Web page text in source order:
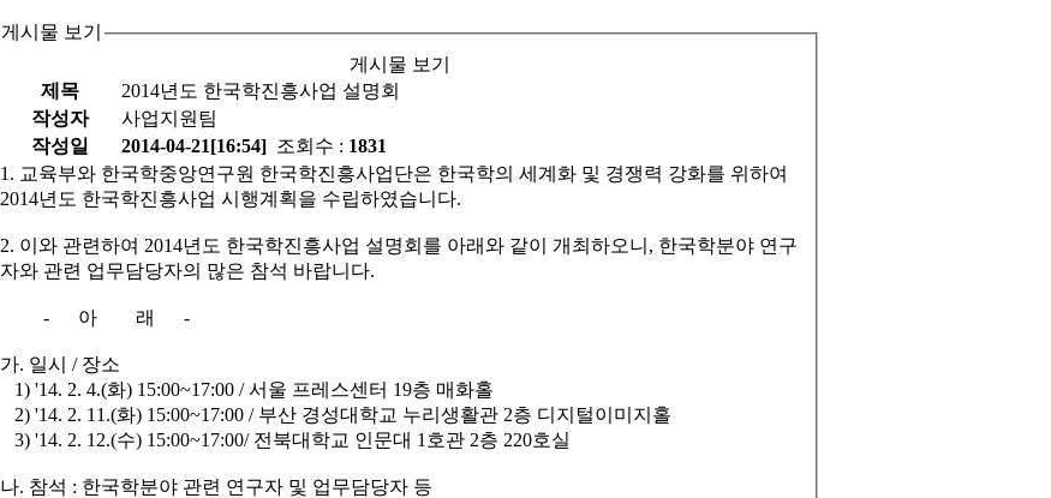
게시물 보기
게시물 보기
제목
2014년도 한국학진흥사업 설명회
작성자
사업지원팀
작성일
2014-04-21[16:54] 조회수 : 1831
1. 교육부와 한국학중앙연구원 한국학진흥사업단은 한국학의 세계화 및 경쟁력 강화를 위하여
2014년도 한국학진흥사업 시행계획을 수립하였습니다.
2. 이와 관련하여 2014년도 한국학진흥사업 설명회를 아래와 같이 개최하오니, 한국학분야 연구
자와 관련 업무담당자의 많은 참석 바랍니다.
- 아 래 -
가. 일시 / 장소
1) '14. 2. 4.(화) 15:00~17:00 / 서울 프레스센터 19층 매화홀
2) '14. 2. 11.(화) 15:00~17:00 / 부산 경성대학교 누리생활관 2층 디지털이미지홀
3) '14. 2. 12.(수) 15:00~17:00/ 전북대학교 인문대 1호관 2층 220호실
나. 참석 : 한국학분야 관련 연구자 및 업무담당자 등